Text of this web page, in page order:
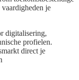
je
digitalisering,
profielen.
direct je